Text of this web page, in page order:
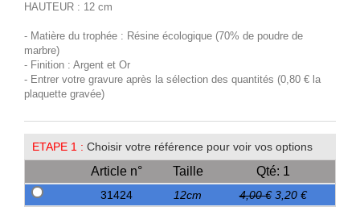
HAUTEUR : 12 cm
- Matière du trophée : Résine écologique (70% de poudre de
marbre)
- Finition : Argent et Or
- Entrer votre gravure après la sélection des quantités (0,80 € la
plaquette gravée)
ETAPE 1 : Choisir votre référence pour voir vos options
Article n° Taille Qté: 1
31424 12cm 4,00 € 3,20 €